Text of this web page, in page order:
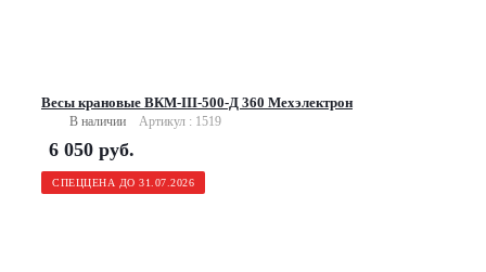
Весы крановые ВКМ-III-500-Д 360 Мехэлектрон
В наличии Артикул : 1519
6 050 руб.
СПЕЦЦЕНА ДО 31.07.2026